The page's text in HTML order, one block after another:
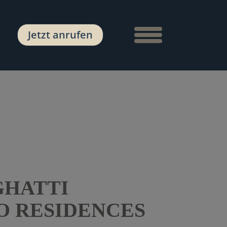
Jetzt anrufen Navigation
RESIDENCES